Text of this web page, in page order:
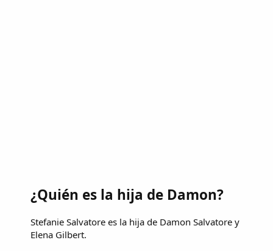
¿Quién es la hija de Damon?
Stefanie Salvatore es la hija de Damon Salvatore y
Elena Gilbert.